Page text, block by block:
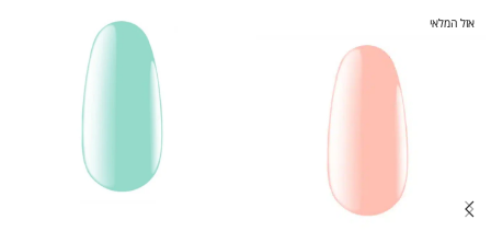
אזל המלאי